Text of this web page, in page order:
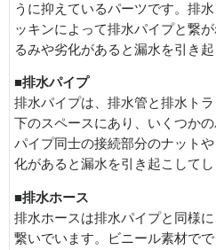
うに抑えているパーツです。排
ッキンによって排水パイプと繋
るみや劣化があると漏水を引き起
■排水パイプ
排水パイプは、排水管と排水ト
下のスペースにあり、いくつか
パイプ同士の接続部分のナット
化があると漏水を引き起こしてし
■排水ホース
排水ホースは排水パイプと同様
繋いでいます。ビニール素材で